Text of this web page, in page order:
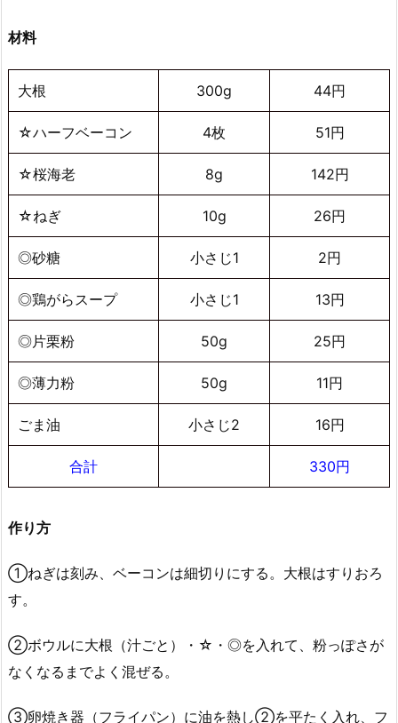
材料
大根 300g 44円
☆ハーフベーコン 4枚 51円
☆桜海老 8g 142円
☆ねぎ 10g 26円
◎砂糖 小さじ1 2円
◎鶏がらスープ 小さじ1 13円
◎片栗粉 50g 25円
◎薄力粉 50g 11円
ごま油 小さじ2 16円
合計 330円
作り方
①ねぎは刻み、ベーコンは細切りにする。大根はすりおろ
す。
②ボウルに大根（汁ごと）・☆・◎を入れて、粉っぽさが
なくなるまでよく混ぜる。
③卵焼き器（フライパン）に油を熱し②を平たく入れ、フ